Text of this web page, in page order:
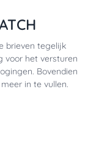
brieven tegelijk
voor het versturen
Bovendien
in te vullen.